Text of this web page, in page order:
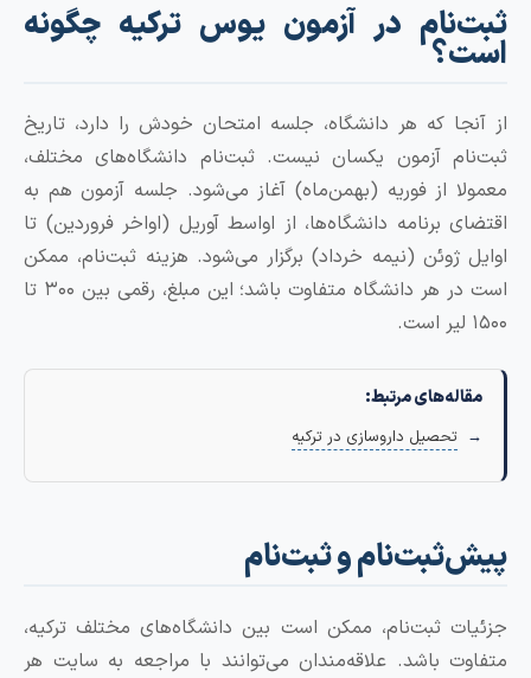
در آزمون یوس ترکیه چگونه
که هر دانشگاه، جلسه امتحان خودش را دارد، تاریخ
آزمون یکسان نیست. ثبت‌نام دانشگاه‌های مختلف،
از فوریه (بهمن‌ماه) آغاز می‌شود. جلسه آزمون هم به
برنامه دانشگاه‌ها، از اواسط آوریل (اواخر فروردین) تا
ژوئن (نیمه خرداد) برگزار می‌شود. هزینه ثبت‌نام، ممکن
است در هر دانشگاه متفاوت باشد؛ این مبلغ، رقمی بین ۳۰۰ تا
مرتبط:
تحصیل داروسازی در ترکیه
و ثبت‌نام
ثبت‌نام، ممکن است بین دانشگاه‌های مختلف ترکیه،
باشد. علاقه‌مندان می‌توانند با مراجعه به سایت هر